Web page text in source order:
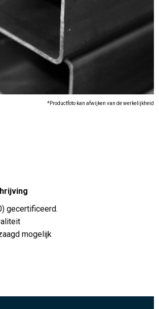
*Productfoto kan afwijken van de werkelijkheid
gecertificeerd.
mogelijk